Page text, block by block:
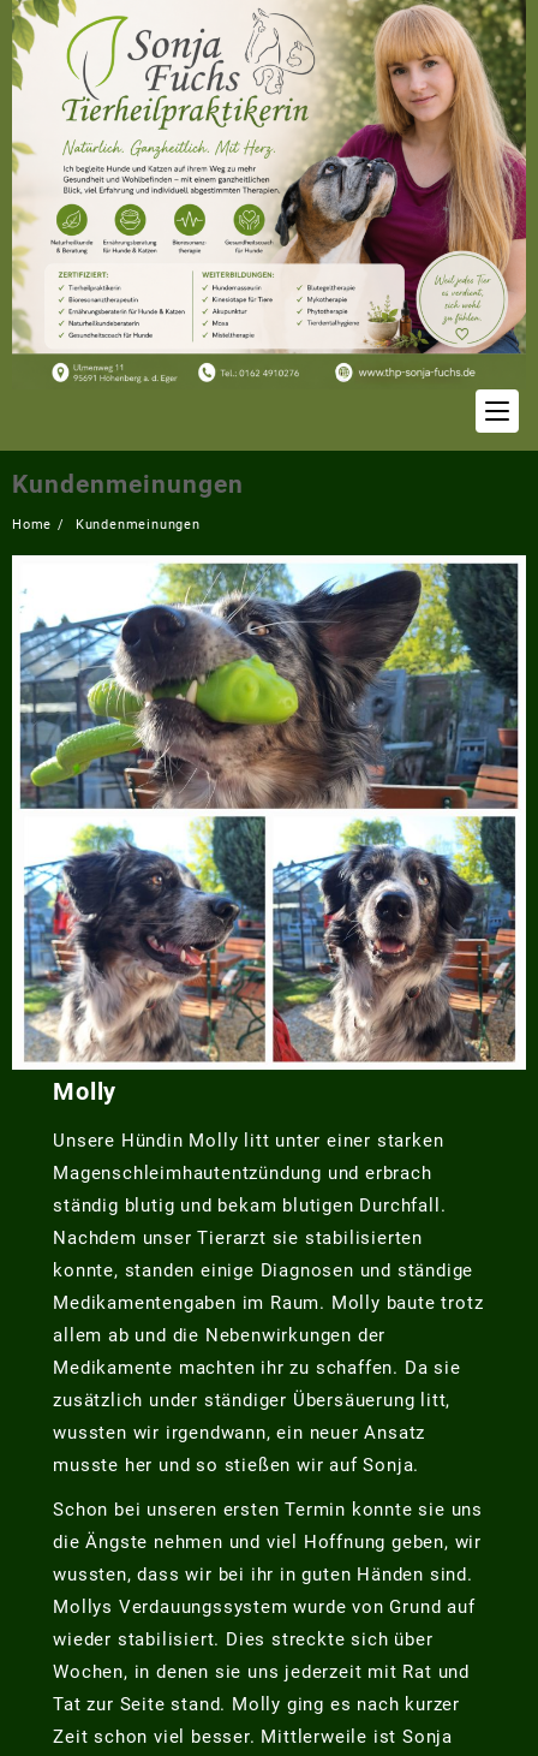
Skip
to
content
Kundenmeinungen
Home Kundenmeinungen
Molly
Unsere Hündin Molly litt unter einer starken
Magenschleimhautentzündung und erbrach
ständig blutig und bekam blutigen Durchfall.
Nachdem unser Tierarzt sie stabilisierten
konnte, standen einige Diagnosen und ständige
Medikamentengaben im Raum. Molly baute trotz
allem ab und die Nebenwirkungen der
Medikamente machten ihr zu schaffen. Da sie
zusätzlich under ständiger Übersäuerung litt,
wussten wir irgendwann, ein neuer Ansatz
musste her und so stießen wir auf Sonja.
Schon bei unseren ersten Termin konnte sie uns
die Ängste nehmen und viel Hoffnung geben, wir
wussten, dass wir bei ihr in guten Händen sind.
Mollys Verdauungssystem wurde von Grund auf
wieder stabilisiert. Dies streckte sich über
Wochen, in denen sie uns jederzeit mit Rat und
Tat zur Seite stand. Molly ging es nach kurzer
Zeit schon viel besser. Mittlerweile ist Sonja